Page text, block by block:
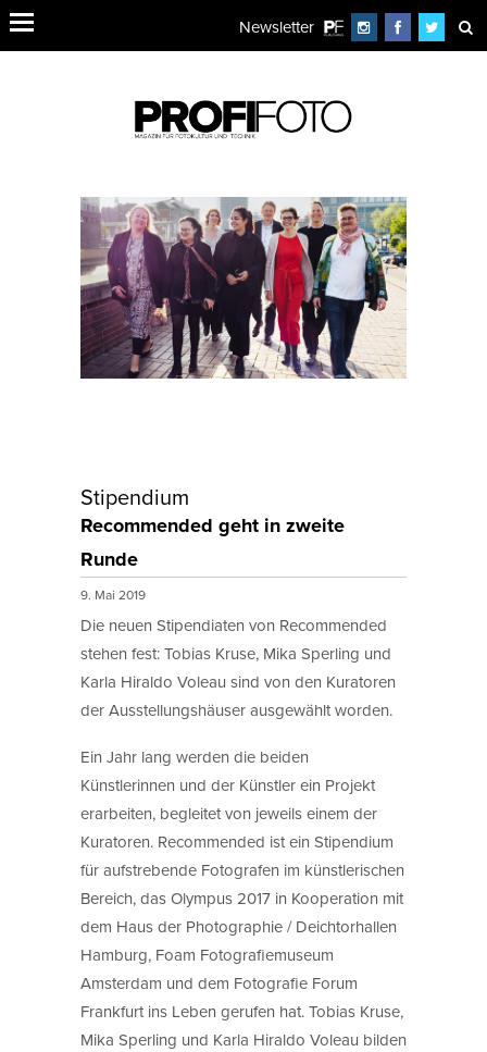
Newsletter
Stipendium
Recommended geht in zweite
Runde
9. Mai 2019
Die neuen Stipendiaten von Recommended
stehen fest: Tobias Kruse, Mika Sperling und
Karla Hiraldo Voleau sind von den Kuratoren
der Ausstellungshäuser ausgewählt worden.
Ein Jahr lang werden die beiden
Künstlerinnen und der Künstler ein Projekt
erarbeiten, begleitet von jeweils einem der
Kuratoren. Recommended ist ein Stipendium
für aufstrebende Fotografen im künstlerischen
Bereich, das Olympus 2017 in Kooperation mit
dem Haus der Photographie / Deichtorhallen
Hamburg, Foam Fotografiemuseum
Amsterdam und dem Fotografie Forum
Frankfurt ins Leben gerufen hat. Tobias Kruse,
Mika Sperling und Karla Hiraldo Voleau bilden